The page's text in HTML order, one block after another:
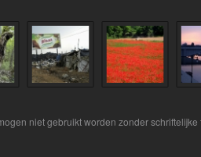
niet gebruikt worden zonder schriftelijke